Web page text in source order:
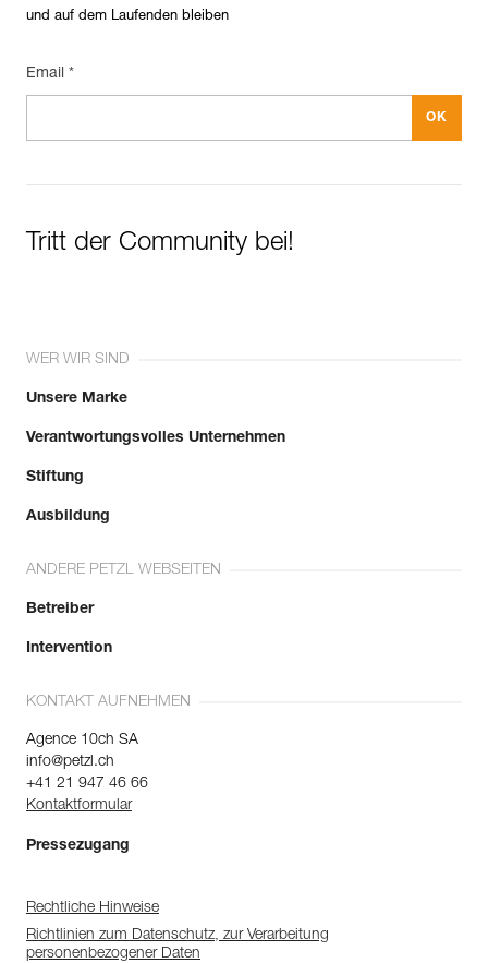
und auf dem Laufenden bleiben
Email *
Tritt der Community bei!
WER WIR SIND
Unsere Marke
Verantwortungsvolles Unternehmen
Stiftung
Ausbildung
ANDERE PETZL WEBSEITEN
Betreiber
Intervention
KONTAKT AUFNEHMEN
Agence 10ch SA
info@petzl.ch
+41 21 947 46 66
Kontaktformular
Pressezugang
Rechtliche Hinweise
Richtlinien zum Datenschutz, zur Verarbeitung
personenbezogener Daten